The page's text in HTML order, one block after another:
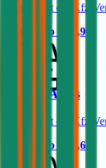
Was kostet die Kfz-
Prämie ab
€ 29,90
Toyota Auris
Was kostet die Kfz-
Prämie ab
€ 49,68